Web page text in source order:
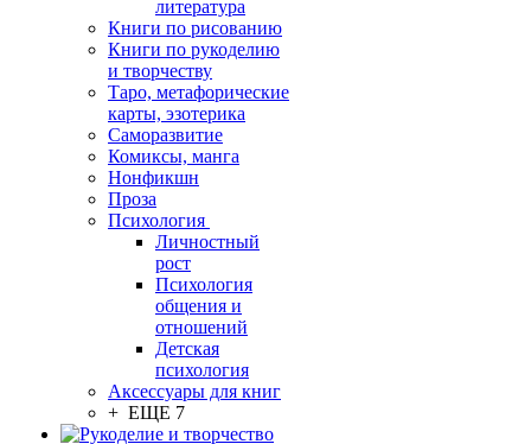
литература
Книги по рисованию
Книги по рукоделию
и творчеству
Таро, метафорические
карты, эзотерика
Саморазвитие
Комиксы, манга
Нонфикшн
Проза
Психология
Личностный
рост
Психология
общения и
отношений
Детская
психология
Аксессуары для книг
+ ЕЩЕ 7